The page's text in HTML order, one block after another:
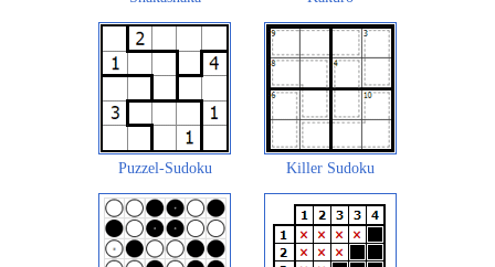
Puzzel-Sudoku Killer Sudoku